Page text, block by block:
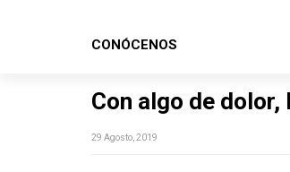
CONÓCENOS
Con algo de
29 Agosto, 2019